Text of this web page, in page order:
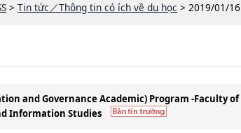
> Tin tức／Thông tin có ích về du học > 2019/01/16
and Governance Academic) Program -Faculty of
Information Studies